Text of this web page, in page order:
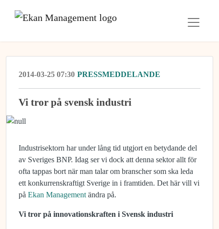
2014-03-25 07:30 PRESSMEDDELANDE
Vi tror på svensk industri
Industrisektorn har under lång tid utgjort en betydande del
av Sveriges BNP. Idag ser vi dock att denna sektor allt för
ofta tappas bort när man talar om branscher som ska leda
ett konkurrenskraftigt Sverige in i framtiden. Det här vill vi
på Ekan Management ändra på.
Vi tror på innovationskraften i Svensk industri